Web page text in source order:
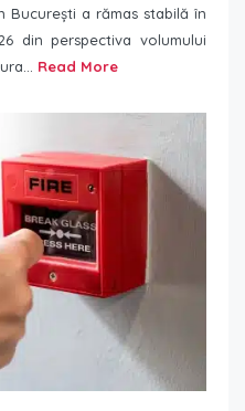
București a rămas stabilă în
din perspectiva volumului
Read More